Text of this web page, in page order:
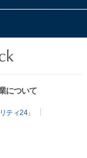
について
ティ24」